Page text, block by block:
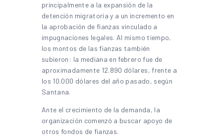
principalmente a la expansión de la
detención migratoria y a un incremento en
la aprobación de fianzas vinculado a
impugnaciones legales. Al mismo tiempo,
los montos de las fianzas también
subieron: la mediana en febrero fue de
aproximadamente 12.890 dólares, frente a
los 10.000 dólares del año pasado, según
Santana.
Ante el crecimiento de la demanda, la
organización comenzó a buscar apoyo de
otros fondos de fianzas.